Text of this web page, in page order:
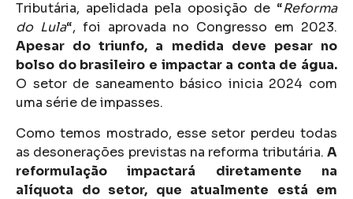
Tributária, apelidada pela oposição de “Reforma
do Lula“, foi aprovada no Congresso em 2023.
Apesar do triunfo, a medida deve pesar no
bolso do brasileiro e impactar a conta de água.
O setor de saneamento básico inicia 2024 com
uma série de impasses.
Como temos mostrado, esse setor perdeu todas
as desonerações previstas na reforma tributária. A
reformulação impactará diretamente na
alíquota do setor, que atualmente está em